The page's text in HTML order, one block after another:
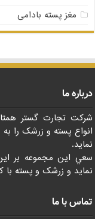
مغز پسته بادامی
درباره ما
شرکت تجارت گستر
انواع پسته و زرشک را
نمايد.
سعي اين مجموعه بر
نمايد و زرشک و پسته با
تماس با ما